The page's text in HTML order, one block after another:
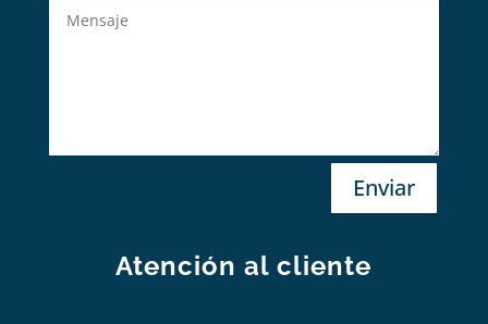
Enviar
Atención al cliente